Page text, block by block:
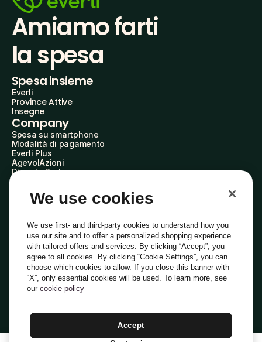
Amiamo farti
la spesa
Spesa insieme
Everli
Province Attive
Insegne
Company
Spesa su smartphone
Modalità di pagamento
Everli Plus
AgevolAzioni
Diventa Partner
Everli Shoppers
About Us
Everli News
Domande frequenti
Lavora con noi
Diventa Shopper
Investitori
PrivacyCookiePreferenze Cookie
Termini e CondizioniCodice Etico
Indirizzo PEC: everli@pec.it - indirizzo DPO: dpo@everli.com
Italiano
We use cookies
We use first- and third-party cookies to understand how you
use our site and to offer a personalized shopping experience
with tailored offers and services. By clicking “Accept”, you
agree to all cookies. By clicking “Cookie Settings”, you can
choose which cookies to allow. If you close this banner with
“X”, only essential cookies will be used. To learn more, see
our cookie policy
Accept